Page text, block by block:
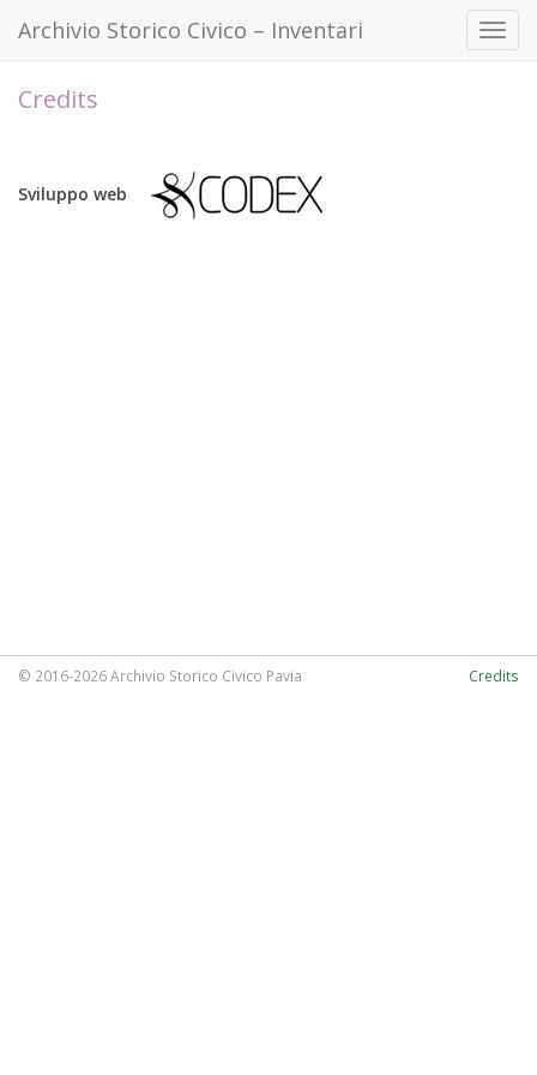
Archivio Storico Civico – Inventari
Credits
Sviluppo web
© 2016-2026 Archivio Storico Civico Pavia Credits